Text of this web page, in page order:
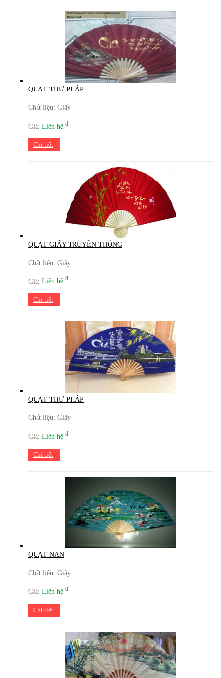
QUẠT THƯ PHÁP
Chất liệu: Giấy
Giá: Liên hệ đ
Chi tiết
QUẠT GIẤY TRUYỀN THỐNG
Chất liệu: Giấy
Giá: Liên hệ đ
Chi tiết
QUẠT THƯ PHÁP
Chất liệu: Giấy
Giá: Liên hệ đ
Chi tiết
QUẠT NAN
Chất liệu: Giấy
Giá: Liên hệ đ
Chi tiết